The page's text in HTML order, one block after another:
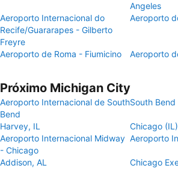
Angeles
Aeroporto Internacional do
Recife/Guararapes - Gilberto
Freyre
Aeroporto
Aeroporto de Roma - Fiumicino Aeroporto
Próximo Michigan City
Aeroporto Internacional de South
Bend
South Bend
Harvey, IL
Chicago (IL)
Aeroporto Internacional Midway
- Chicago
Aeroporto
Addison, AL Chicago